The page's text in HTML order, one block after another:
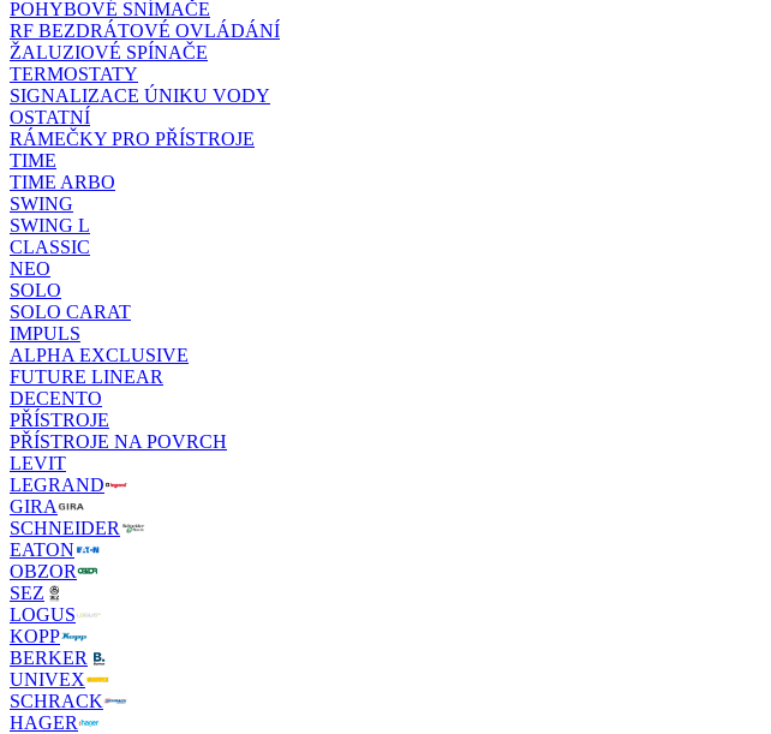
POHYBOVÉ SNÍMAČE
RF BEZDRÁTOVÉ OVLÁDÁNÍ
ŽALUZIOVÉ SPÍNAČE
TERMOSTATY
SIGNALIZACE ÚNIKU VODY
OSTATNÍ
RÁMEČKY PRO PŘÍSTROJE
TIME
TIME ARBO
SWING
SWING L
CLASSIC
NEO
SOLO
SOLO CARAT
IMPULS
ALPHA EXCLUSIVE
FUTURE LINEAR
DECENTO
PŘÍSTROJE
PŘÍSTROJE NA POVRCH
LEVIT
LEGRAND
GIRA
SCHNEIDER
EATON
OBZOR
SEZ
LOGUS
KOPP
BERKER
UNIVEX
SCHRACK
HAGER